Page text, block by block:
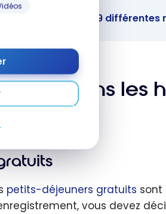
complet des 39 différentes
statut dans les
petits-déjeuners gratuits sont
vous devez